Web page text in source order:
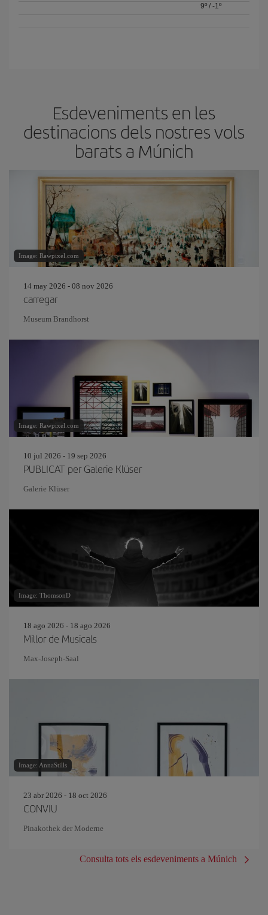
9º /-1º
Esdeveniments en les
destinacions dels nostres vols
barats a Múnich
Image: Rawpixel.com
14 may 2026 - 08 nov 2026
carregar
Museum Brandhorst
Image: Rawpixel.com
10 jul 2026 - 19 sep 2026
PUBLICAT per Galerie Klüser
Galerie Klüser
Image: ThomsonD
18 ago 2026 - 18 ago 2026
Millor de Musicals
Max-Joseph-Saal
Image: AnnaStills
23 abr 2026 - 18 oct 2026
CONVIU
Pinakothek der Moderne
Consulta tots els esdeveniments a Múnich